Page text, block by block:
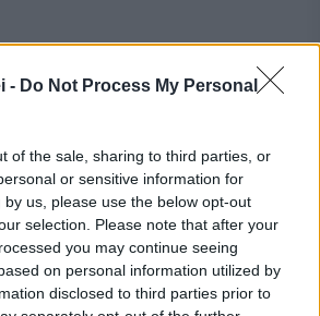
- Do Not Process My Personal
of the sale, sharing to third parties, or
or sensitive information for
us, please use the below opt-out
selection. Please note that after your
you may continue seeing
on personal information utilized by
disclosed to third parties prior to
moldovenești au
medalii la concursuri
Printre acestea